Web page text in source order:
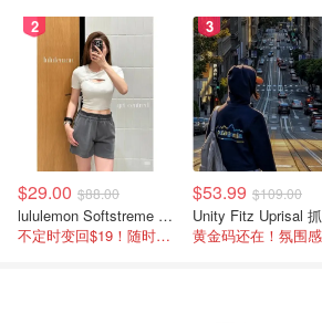
2
$29.00 $88.00
lululemon Softstreme 女士高腰短裤 10cm
不定时变回$19！随时点进来看
3
$53.99 $109.00